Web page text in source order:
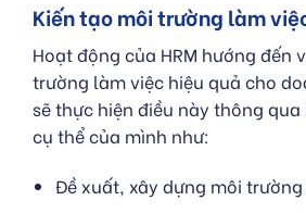
Kiến tạo môi trường làm
Hoạt động của HRM hướng đến
trường làm việc hiệu quả cho
sẽ thực hiện điều này thông
cụ thể của mình như:
Đề xuất, xây dựng môi